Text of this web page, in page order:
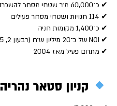
✔ כ־60,000 מ״ר שטחי מסחר להשכרה
✔ 114 חנויות ושטחי מסחר פעילים
✔ כ־1,400 מקומות חניה
✔ NOI של כ־20 מיליון ש״ח (רבעון 2, 2025)
✔ מתחם פעיל מאז 2004
קניון סטאר נהריה